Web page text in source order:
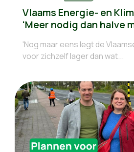
Vlaams Energie- en
'Meer nodig dan halve
'Nog maar eens legt de
voor zichzelf lager dan wat...